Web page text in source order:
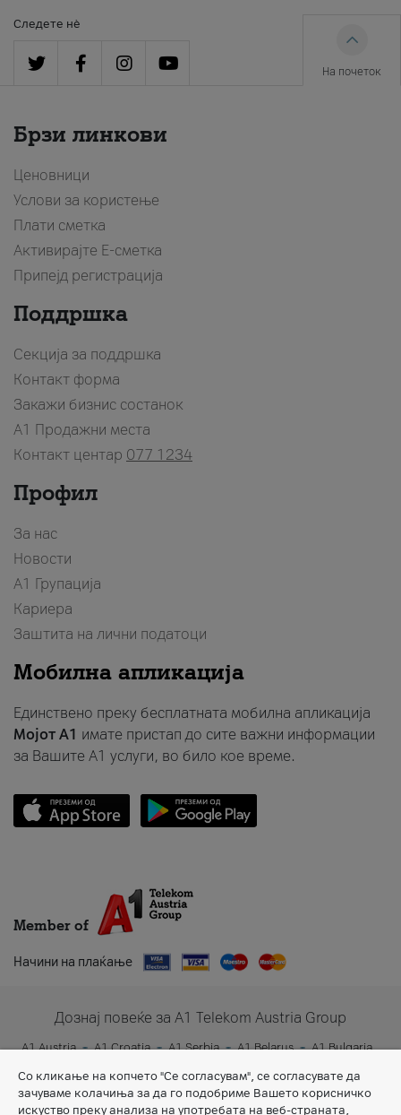
Следете нè
На почеток
Брзи линкови
Ценовници
Услови за користење
Плати сметка
Активирајте Е-сметка
Припејд регистрација
Поддршка
Секција за поддршка
Контакт форма
Закажи бизнис состанок
A1 Продажни места
Контакт центар 077 1234
Профил
За нас
Новости
А1 Групација
Кариера
Заштита на лични податоци
Мобилна апликација
Единствено преку бесплатната мобилна апликација
Мојот A1 имате пристап до сите важни информации
за Вашите A1 услуги, во било кое време.
Member of
Начини на плаќање
Дознај повеќе за A1 Telekom Austria Group
A1 Austria A1 Croatia A1 Serbia A1 Belarus
A1 Bulgaria
Со кликање на копчето "Се согласувам", се согласувате да
зачуваме колачиња за да го подобриме Вашето корисничко
искуство преку анализа на употребата на веб-страната,